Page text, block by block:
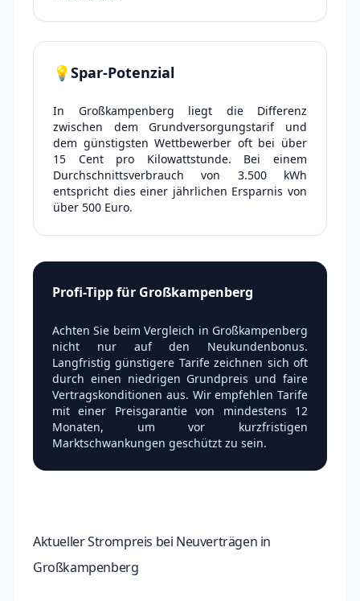
💡Spar-Potenzial
In Großkampenberg liegt die Differenz
zwischen dem Grundversorgungstarif und
dem günstigsten Wettbewerber oft bei über
15 Cent pro Kilowattstunde. Bei einem
Durchschnittsverbrauch von 3.500 kWh
entspricht dies einer jährlichen Ersparnis von
über 500 Euro.
Profi-Tipp für Großkampenberg
Achten Sie beim Vergleich in Großkampenberg
nicht nur auf den Neukundenbonus.
Langfristig günstigere Tarife zeichnen sich oft
durch einen niedrigen Grundpreis und faire
Vertragskonditionen aus. Wir empfehlen Tarife
mit einer Preisgarantie von mindestens 12
Monaten, um vor kurzfristigen
Marktschwankungen geschützt zu sein.
Aktueller Strompreis bei Neuverträgen in
Großkampenberg